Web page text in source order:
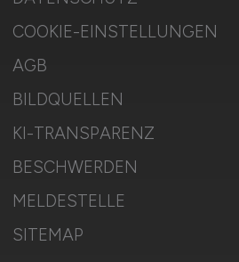
COOKIE-EINSTELLUNGEN
AGB
BILDQUELLEN
KI-TRANSPARENZ
BESCHWERDEN
MELDESTELLE
SITEMAP